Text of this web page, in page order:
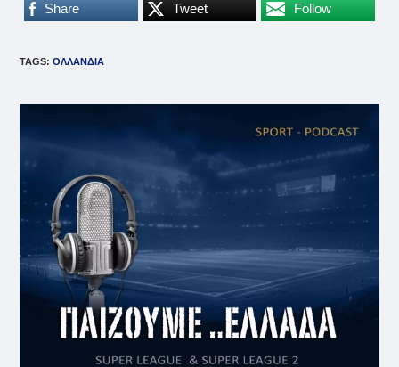
Share Tweet Follow
TAGS:ΟΛΛΑΝΔΙΑ